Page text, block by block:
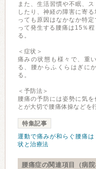
また、生活習慣や不眠、
したり、神経の障害に寄
っても原因はなかなか特
って発生する腰痛は15％
る。
＜症状＞
痛みの状態も様々で、重
る、腰からふくらはぎに
る。
＜予防法＞
腰痛の予防には姿勢に気
とが大切で腰痛体操などを
特集記事
運動で痛みが和らぐ腰痛
状と治療法
腰痛症の関連項目（病院